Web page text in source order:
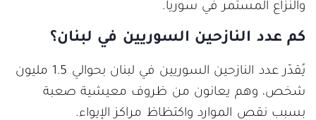
والنزاع المستمر في سوريا.
كم عدد النازحين السوريين في لبنان؟
يُقدّر عدد النازحين السوريين في لبنان بحوالي 1.5 مليون
شخص، وهم يعانون من ظروف معيشية صعبة
بسبب نقص الموارد واكتظاظ مراكز الإيواء.